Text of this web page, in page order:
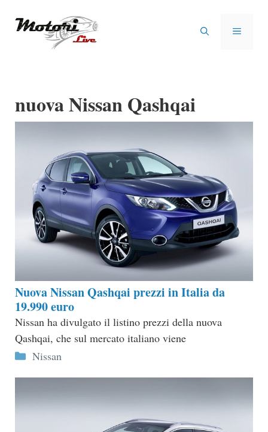
MENU
nuova Nissan Qashqai
Nuova Nissan Qashqai prezzi in Italia da
19.990 euro
Nissan ha divulgato il listino prezzi della nuova
Qashqai, che sul mercato italiano viene
Categorie
Nissan